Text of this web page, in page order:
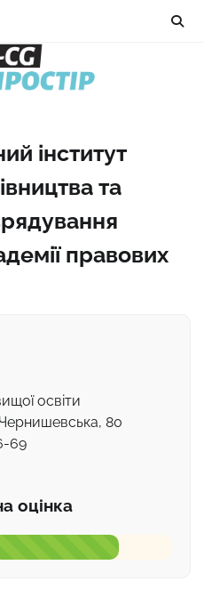
інститут
та
правових
освіти
80
69
оцінка